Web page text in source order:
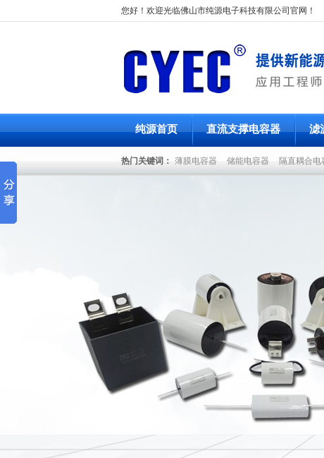
您好！欢迎光临佛山市纯源电子科技有限公司官网！
纯源首页 直流支撑电容器 滤
热门关键词： 薄膜电容器 储能电容器 隔直耦合电